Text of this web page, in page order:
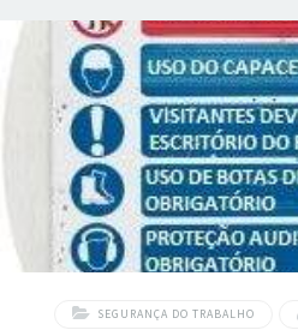
de trabalho é importante pois é
causas que o levaram a
futuramente isto
SEGURANÇA DO TRABALHO